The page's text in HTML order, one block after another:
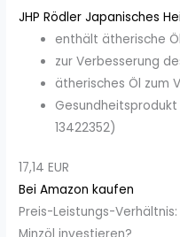
JHP Rödler Japanisches
enthält ätherische
zur Verbesserung
ätherisches Öl zum
13422352)
17,14 EUR
Bei Amazon kaufen
Preis-Leistungs-